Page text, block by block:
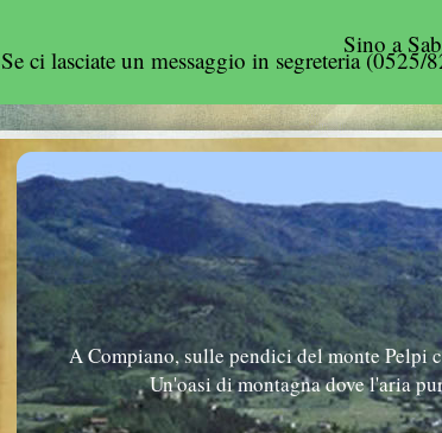
Sino a
Se ci lasciate un messaggio in segreteria
A Compiano, sulle pendici del monte Pelpi
Un'oasi di montagna dove l'aria